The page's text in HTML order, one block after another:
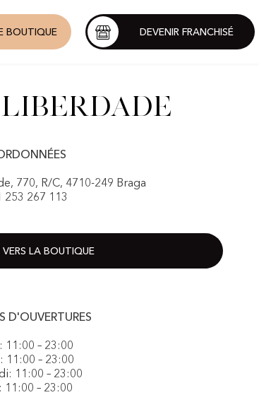
BOUTIQUE DEVENIR FRANCHISÉ
770, R/C, 4710-249 Braga
253 267 113
VERS LA BOUTIQUE
D'OUVERTURES
11:00 – 23:00
11:00 – 23:00
11:00 – 23:00
11:00 – 23:00